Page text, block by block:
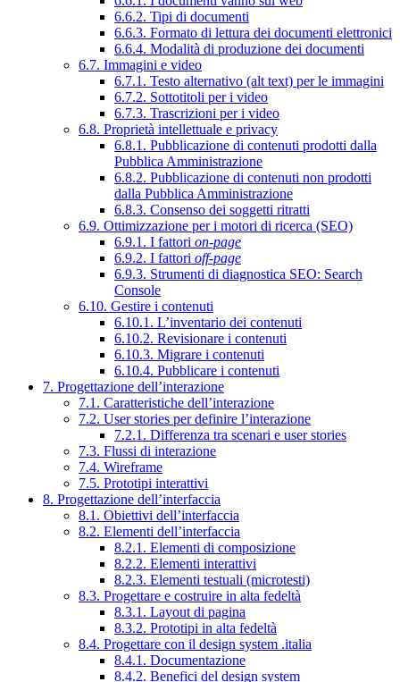
6.6.2. Tipi di documenti
6.6.3. Formato di lettura dei documenti elettronici
6.6.4. Modalità di produzione dei documenti
6.7. Immagini e video
6.7.1. Testo alternativo (alt text) per le immagini
6.7.2. Sottotitoli per i video
6.7.3. Trascrizioni per i video
6.8. Proprietà intellettuale e privacy
6.8.1. Pubblicazione di contenuti prodotti dalla
Pubblica Amministrazione
6.8.2. Pubblicazione di contenuti non prodotti
dalla Pubblica Amministrazione
6.8.3. Consenso dei soggetti ritratti
6.9. Ottimizzazione per i motori di ricerca (SEO)
6.9.1. I fattori on-page
6.9.2. I fattori off-page
6.9.3. Strumenti di diagnostica SEO: Search
Console
6.10. Gestire i contenuti
6.10.1. L’inventario dei contenuti
6.10.2. Revisionare i contenuti
6.10.3. Migrare i contenuti
6.10.4. Pubblicare i contenuti
7. Progettazione dell’interazione
7.1. Caratteristiche dell’interazione
7.2. User stories per definire l’interazione
7.2.1. Differenza tra scenari e user stories
7.3. Flussi di interazione
7.4. Wireframe
7.5. Prototipi interattivi
8. Progettazione dell’interfaccia
8.1. Obiettivi dell’interfaccia
8.2. Elementi dell’interfaccia
8.2.1. Elementi di composizione
8.2.2. Elementi interattivi
8.2.3. Elementi testuali (microtesti)
8.3. Progettare e costruire in alta fedeltà
8.3.1. Layout di pagina
8.3.2. Prototipi in alta fedeltà
8.4. Progettare con il design system .italia
8.4.1. Documentazione
8.4.2. Benefici del design system